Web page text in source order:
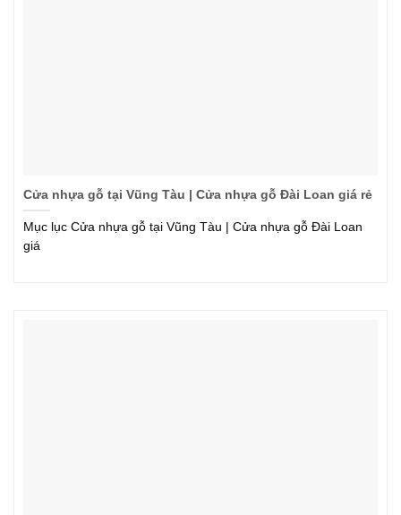
Cửa nhựa gỗ tại Vũng Tàu | Cửa nhựa gỗ Đài Loan giá rẻ
Mục lục Cửa nhựa gỗ tại Vũng Tàu | Cửa nhựa gỗ Đài Loan
giá